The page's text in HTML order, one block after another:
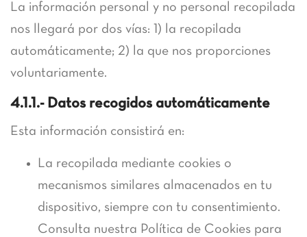
La información personal y no personal recopilada
nos llegará por dos vías: 1) la recopilada
automáticamente; 2) la que nos proporciones
voluntariamente.
4.1.1.- Datos recogidos automáticamente
Esta información consistirá en:
La recopilada mediante cookies o
mecanismos similares almacenados en tu
dispositivo, siempre con tu consentimiento.
Consulta nuestra Política de Cookies para